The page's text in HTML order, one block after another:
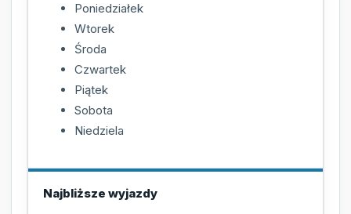
Poniedziałek
Wtorek
Środa
Czwartek
Piątek
Sobota
Niedziela
Najbliższe wyjazdy